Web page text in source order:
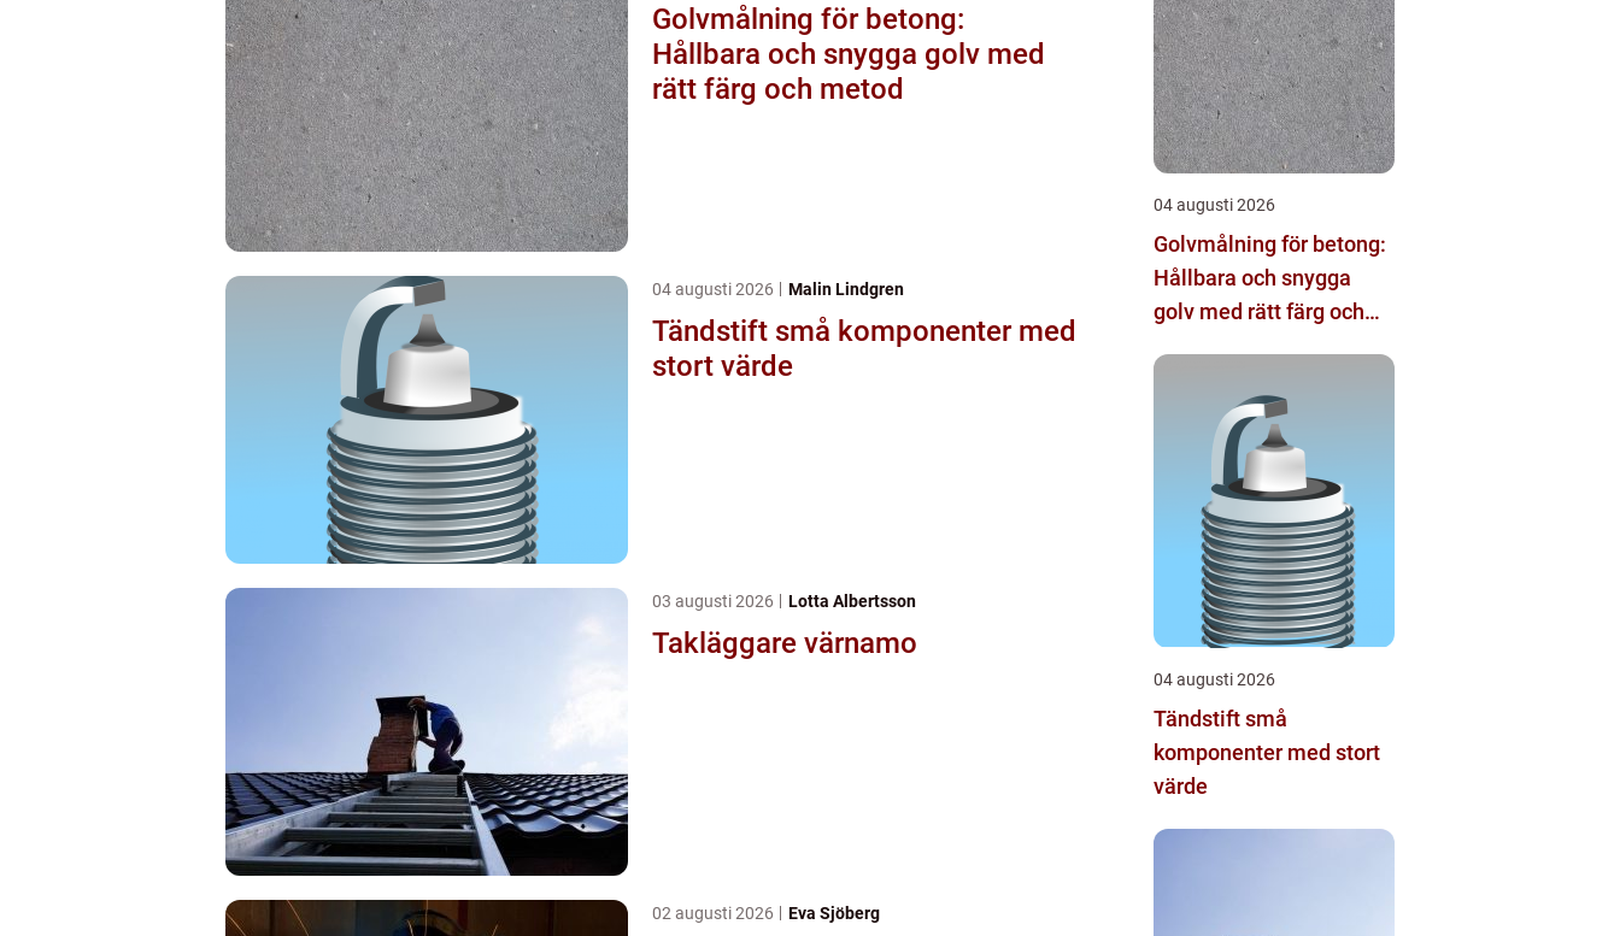
Golvmålning för betong:
Hållbara och snygga golv med
rätt färg och metod
04 augusti 2026 Malin Lindgren
Tändstift små komponenter med
stort värde
03 augusti 2026 Lotta Albertsson
Takläggare värnamo
02 augusti 2026 Eva Sjöberg
04 augusti 2026
Golvmålning för betong:
Hållbara och snygga
golv med rätt färg och
04 augusti 2026
Tändstift små
komponenter med stort
värde